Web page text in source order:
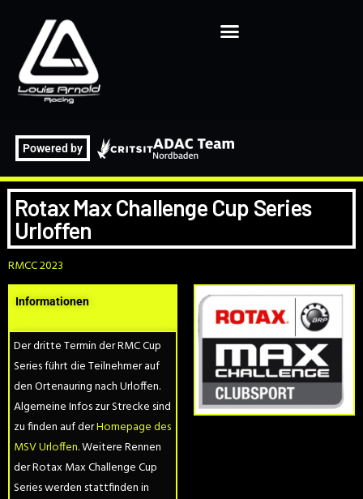
Powered by
Rotax Max Challenge Cup Series
Urloffen
RMCC 2023
Informationen
Der dritte Termin der RMC Cup
Series führt die Teilnehmer auf
den Ortenauring nach Urloffen.
Algemeine Infos zur Strecke sind
zu finden auf derHomepage des
MSV Urloffen. Weitere Rennen
der Rotax Max Challenge Cup
Series werden stattfinden in